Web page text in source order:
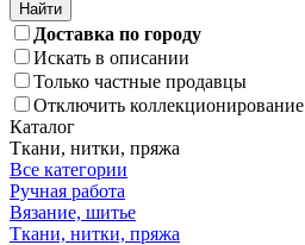
Доставка по городу
Искать в описании
Только частные продавцы
Отключить коллекционирование
Каталог
Ткани, нитки, пряжа
Все категории
Ручная работа
Вязание, шитье
Ткани, нитки, пряжа